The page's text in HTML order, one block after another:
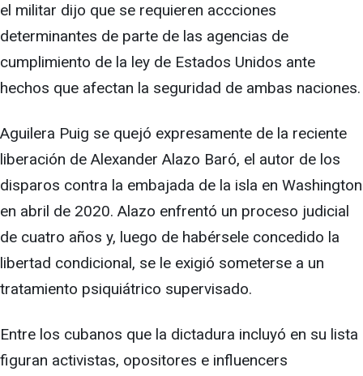
el militar dijo que se requieren accciones
determinantes de parte de las agencias de
cumplimiento de la ley de Estados Unidos ante
hechos que afectan la seguridad de ambas naciones.
Aguilera Puig se quejó expresamente de la reciente
liberación de Alexander Alazo Baró, el autor de los
disparos contra la embajada de la isla en Washington
en abril de 2020. Alazo enfrentó un proceso judicial
de cuatro años y, luego de habérsele concedido la
libertad condicional, se le exigió someterse a un
tratamiento psiquiátrico supervisado.
Entre los cubanos que la dictadura incluyó en su lista
figuran activistas, opositores e influencers